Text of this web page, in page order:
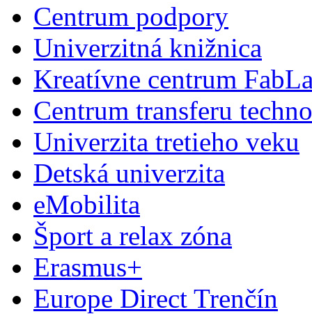
Centrum podpory
Univerzitná knižnica
Kreatívne centrum
Centrum transferu
Univerzita tretieho veku
Detská univerzita
eMobilita
Šport a relax zóna
Erasmus+
Europe Direct Trenčín